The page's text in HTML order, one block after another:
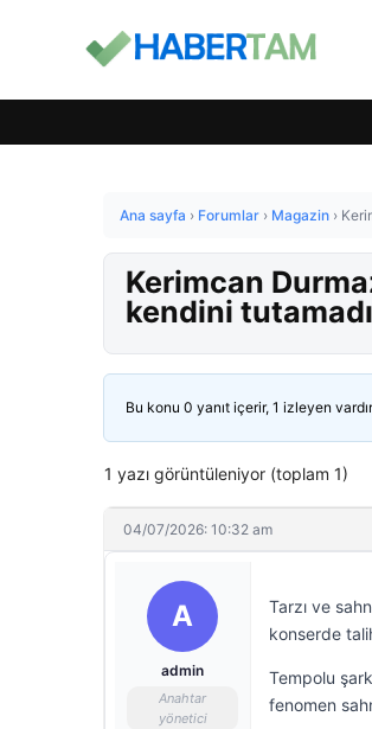
Ana sayfa › Forumlar › Magazin ›
Kerimcan
kendini tutamadı
Bu konu 0 yanıt içerir, 1 izleyen
1 yazı görüntüleniyor (toplam 1)
04/07/2026: 10:32 am
A
admin
Anahtar
yönetici
Tarzı ve
konserde
Tempolu
fenomen